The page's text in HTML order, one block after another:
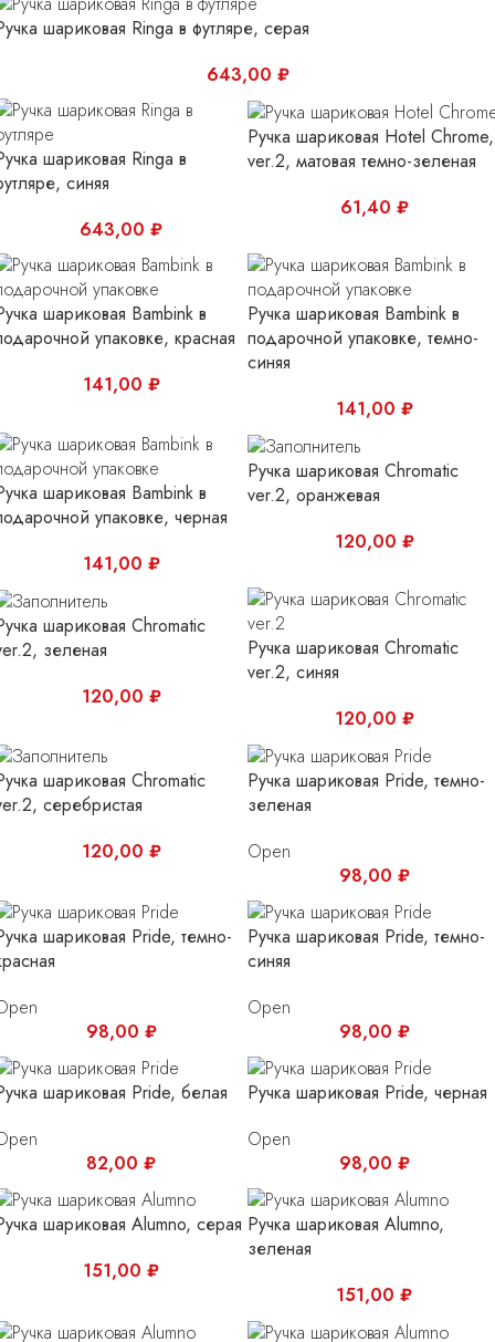
шариковая Ringa в футляре, серая
643,00 ₽
шариковая Ringa в
синяя
643,00 ₽
Ручка шариковая Hotel Chrome,
ver.2, матовая темно-зеленая
61,40 ₽
шариковая Bambink в
упаковке, красная
141,00 ₽
Ручка шариковая Bambink в
подарочной упаковке, темно-
синяя
141,00 ₽
шариковая Bambink в
упаковке, черная
141,00 ₽
Ручка шариковая Chromatic
ver.2, оранжевая
120,00 ₽
шариковая Chromatic
зеленая
120,00 ₽
Ручка шариковая Chromatic
ver.2, синяя
120,00 ₽
шариковая Chromatic
серебристая
120,00 ₽
Ручка шариковая Pride, темно-
зеленая
Open
98,00 ₽
шариковая Pride, темно-
98,00 ₽
Ручка шариковая Pride, темно-
синяя
Open
98,00 ₽
шариковая Pride, белая
82,00 ₽
Ручка шариковая Pride, черная
Open
98,00 ₽
шариковая Alumno, серая
151,00 ₽
Ручка шариковая Alumno,
зеленая
151,00 ₽